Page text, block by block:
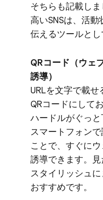
そちらも​記載し
高い​SNSは、​活
伝える​ツールと​し
QRコード​（ウェ
誘導）
URLを​文字で​載せ
QRコードに​して
ハードルが​ぐっと​
スマートフォン
ことで、​すぐに​
誘導できます。​見
スタイリッシュ
おすすめです。